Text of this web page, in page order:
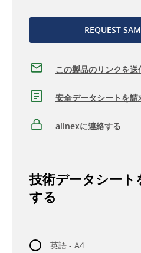
REQUEST
この製品のリンクを送
安全データシートを請
allnexに連絡する
技術データシー
する
英語 - A4